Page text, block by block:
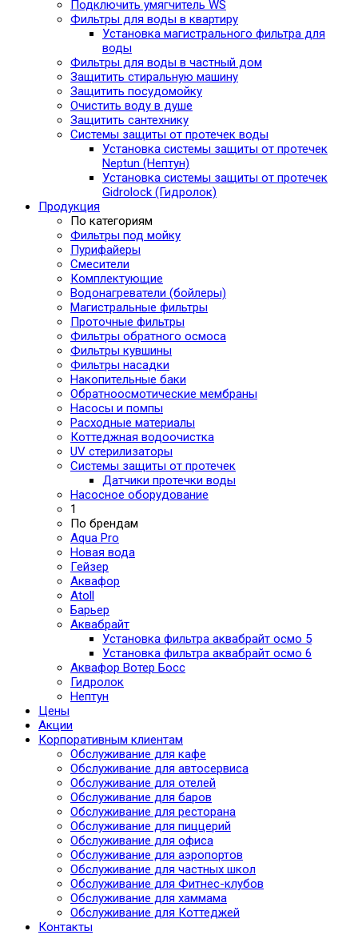
Подключить умягчитель WS
Фильтры для воды в квартиру
Установка магистрального фильтра для
воды
Фильтры для воды в частный дом
Защитить стиральную машину
Защитить посудомойку
Очистить воду в душе
Защитить сантехнику
Системы защиты от протечек воды
Установка системы защиты от протечек
Neptun (Нептун)
Установка системы защиты от протечек
Gidrolock (Гидролок)
Продукция
По категориям
Фильтры под мойку
Пурифайеры
Смесители
Комплектующие
Водонагреватели (бойлеры)
Магистральные фильтры
Проточные фильтры
Фильтры обратного осмоса
Фильтры кувшины
Фильтры насадки
Накопительные баки
Обратноосмотические мембраны
Насосы и помпы
Расходные материалы
Коттеджная водоочистка
UV стерилизаторы
Системы защиты от протечек
Датчики протечки воды
Насосное оборудование
1
По брендам
Aqua Pro
Новая вода
Гейзер
Аквафор
Atoll
Барьер
Аквабрайт
Установка фильтра аквабрайт осмо 5
Установка фильтра аквабрайт осмо 6
Аквафор Вотер Босс
Гидролок
Нептун
Цены
Акции
Корпоративным клиентам
Обслуживание для кафе
Обслуживание для автосервиса
Обслуживание для отелей
Обслуживание для баров
Обслуживание для ресторана
Обслуживание для пиццерий
Обслуживание для офиса
Обслуживание для аэропортов
Обслуживание для частных школ
Обслуживание для Фитнес-клубов
Обслуживание для хаммама
Обслуживание для Коттеджей
Контакты